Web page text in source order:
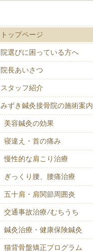
トップページ
院選びに困っている方へ
院長あいさつ
スタッフ紹介
みずき鍼灸接骨院の施術案内
美容鍼灸の効果
寝違え・首の痛み
慢性的な肩こり治療
ぎっくり腰、腰痛治療
五十肩・肩関節周囲炎
交通事故治療/むちうち
鍼灸治療・健康保険鍼灸
猫背骨盤矯正プログラム